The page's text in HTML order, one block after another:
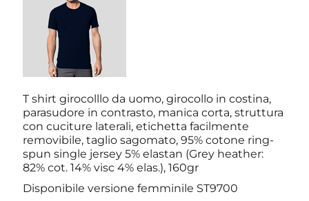
T shirt girocolllo da uomo, girocollo in costina,
parasudore in contrasto, manica corta, struttura
con cuciture laterali, etichetta facilmente
removibile, taglio sagomato, 95% cotone ring-
spun single jersey 5% elastan (Grey heather:
82% cot. 14% visc 4% elas.), 160gr
Disponibile versione femminile ST9700